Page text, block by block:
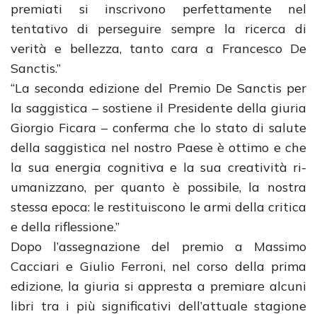
premiati si inscrivono perfettamente nel
tentativo di perseguire sempre la ricerca di
verità e bellezza, tanto cara a Francesco De
Sanctis.”
“La seconda edizione del Premio De Sanctis per
la saggistica – sostiene il Presidente della giuria
Giorgio Ficara – conferma che lo stato di salute
della saggistica nel nostro Paese è ottimo e che
la sua energia cognitiva e la sua creatività ri-
umanizzano, per quanto è possibile, la nostra
stessa epoca: le restituiscono le armi della critica
e della riflessione.”
Dopo l’assegnazione del premio a Massimo
Cacciari e Giulio Ferroni, nel corso della prima
edizione, la giuria si appresta a premiare alcuni
libri tra i più significativi dell’attuale stagione